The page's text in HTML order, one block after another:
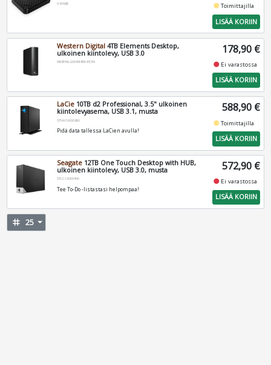
V47685 fiber_manual_recordToimittajilla
LISÄÄ KORIIN
Western Digital 4TB Elements Desktop,
ulkoinen kiintolevy, USB 3.0
WDBWLG0040HBK-EESN
178,90 €
fiber_manual_record Ei varastossa
LISÄÄ KORIIN
LaCie 10TB d2 Professional, 3.5" ulkoinen
kiintolevyasema, USB 3.1, musta
STHA10000800
Pidä data tallessa LaCien avulla!
588,90 €
fiber_manual_recordToimittajilla
LISÄÄ KORIIN
Seagate 12TB One Touch Desktop with HUB,
ulkoinen kiintolevy, USB 3.0, musta
STLC12000400
Tee To-Do -listastasi helpompaa!
572,90 €
fiber_manual_record Ei varastossa
LISÄÄ KORIIN
tag 25